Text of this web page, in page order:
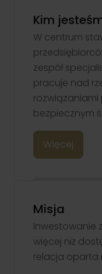
Pomagamy spółkom w
obligacji i akcji – na
obsługa procesu.
Nasze oddziały
Zacznij od
Formularz
Grupa
Blog NS
Cykl edukacyjny -
Kim
W centrum
zespół
pracuje nad
bezpiecznym
Więcej
Misja
Inwestowanie
więcej niż
relacja oparta